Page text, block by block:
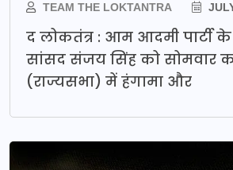
TEAM THE LOKTANTRA
द लोकतंत्र : आम आदमी पार्टी
सांसद संजय सिंह को सोमवार
(राज्यसभा) में हंगामा और